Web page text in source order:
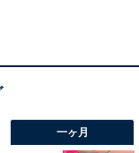
20代男性）」な
高く、第1～3世
一ヶ月